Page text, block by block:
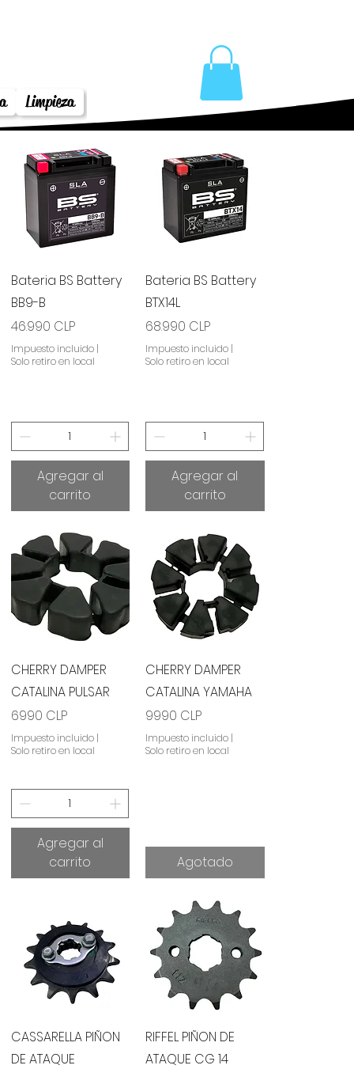
Limpieza
Vista rápida
Bateria BS Battery
BB9-B
Precio
46.990 CLP
Impuesto incluido|
Solo retiro en local
Agregar al
carrito
Vista rápida
Bateria BS Battery
BTX14L
Precio
68.990 CLP
Impuesto incluido
Solo retiro en local
Agregar al
carrito
Vista rápida
CHERRY DAMPER
CATALINA PULSAR
Precio
6990 CLP
Impuesto incluido|
Solo retiro en local
Agregar al
carrito
Vista rápida
CHERRY DAMPER
CATALINA YAMAHA
Precio
9990 CLP
Impuesto incluido |
Solo retiro en local
Agotado
Vista rápida
CASSARELLA PIÑON
DE ATAQUE
Vista rápida
RIFFEL PIÑON DE
ATAQUE CG 14